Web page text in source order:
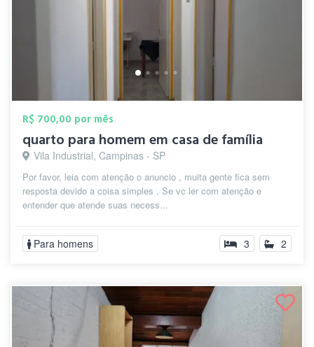
R$ 700,00 por mês
quarto para homem em casa de família
Vila Industrial, Campinas - SP
Por favor, leia com atenção o anuncio , muita gente fica sem
resposta devido a coisa simples . Se vc ler com atenção e
entender que atende suas necess...
Para homens 3 2